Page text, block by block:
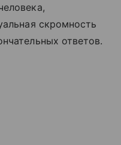
скромность
ответов.